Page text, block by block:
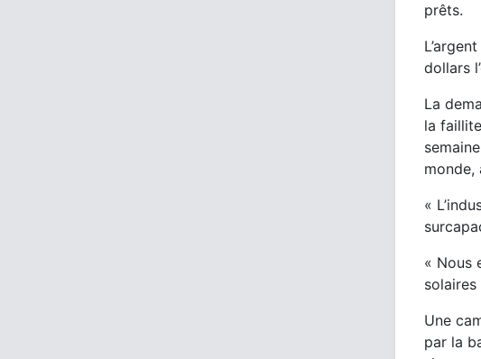
prêts.
dollars
La
la
monde,
«
« Nous
Une
par la